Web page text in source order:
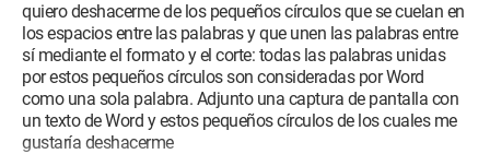
quiero deshacerme de los pequeños círculos que se cuelan en
los espacios entre las palabras y que unen las palabras entre
sí mediante el formato y el corte: todas las palabras unidas
por estos pequeños círculos son consideradas por Word
como una sola palabra. Adjunto una captura de pantalla con
un texto de Word y estos pequeños círculos de los cuales me
gustaría deshacerme